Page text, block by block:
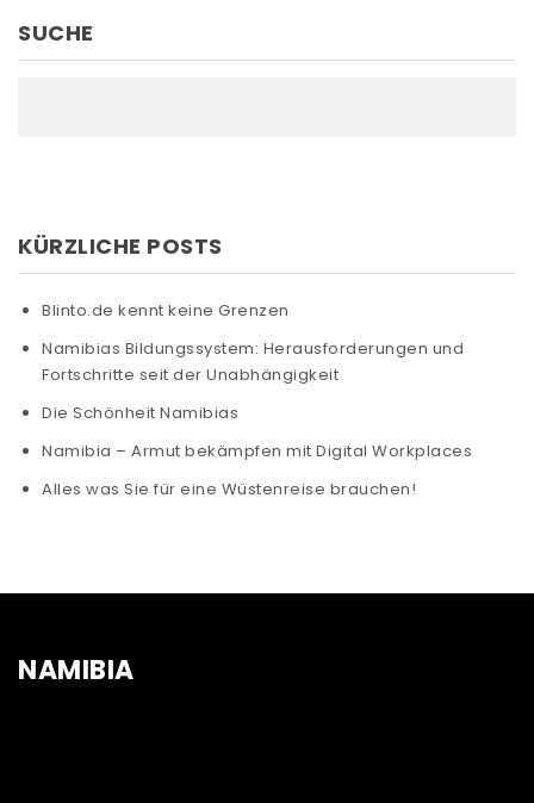
SUCHE
KÜRZLICHE POSTS
Blinto.de kennt keine Grenzen
Namibias Bildungssystem: Herausforderungen und
Fortschritte seit der Unabhängigkeit
Die Schönheit Namibias
Namibia – Armut bekämpfen mit Digital Workplaces
Alles was Sie für eine Wüstenreise brauchen!
NAMIBIA